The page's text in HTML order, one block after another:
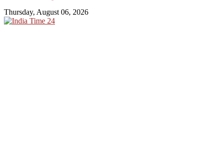
Thursday, August 06, 2026